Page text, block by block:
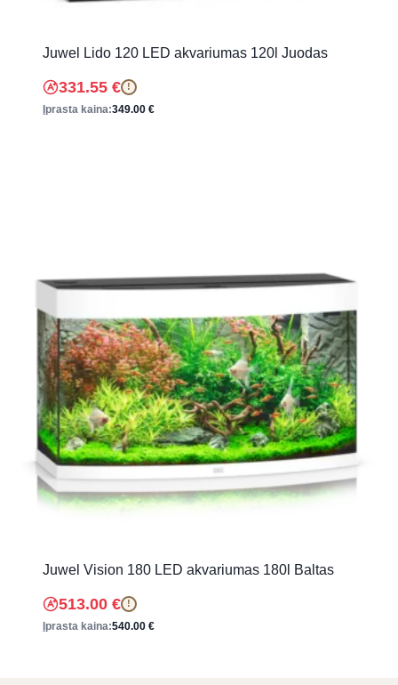
Juwel Lido 120 LED akvariumas 120l Juodas
331.55 € !
Įprasta kaina:349.00 €
Juwel Vision 180 LED akvariumas 180l Baltas
513.00 € !
Įprasta kaina:540.00 €